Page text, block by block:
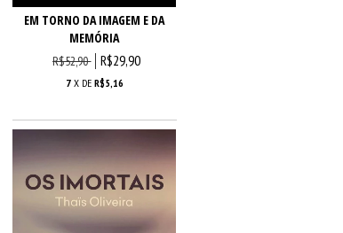
EM TORNO DA IMAGEM E DA
MEMÓRIA
R$52,90 R$29,90
7 X DE R$5,16